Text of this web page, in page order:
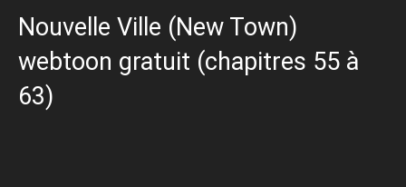
Nouvelle Ville (New Town)
webtoon gratuit (chapitres 55 à
63)